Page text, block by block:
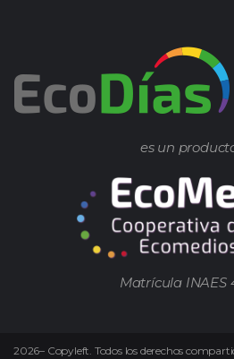
es un
Matrícula INAES
2026– Copyleft. Todos los derechos